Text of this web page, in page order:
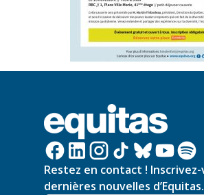
Restez en contact !
dernières nouvelles d’Equitas.